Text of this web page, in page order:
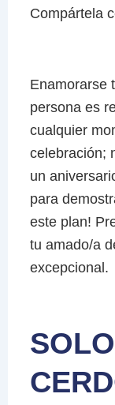
Compártela
Enamorarse
persona es
cualquier
celebración;
un
para
este plan!
tu amado/a
excepcional.